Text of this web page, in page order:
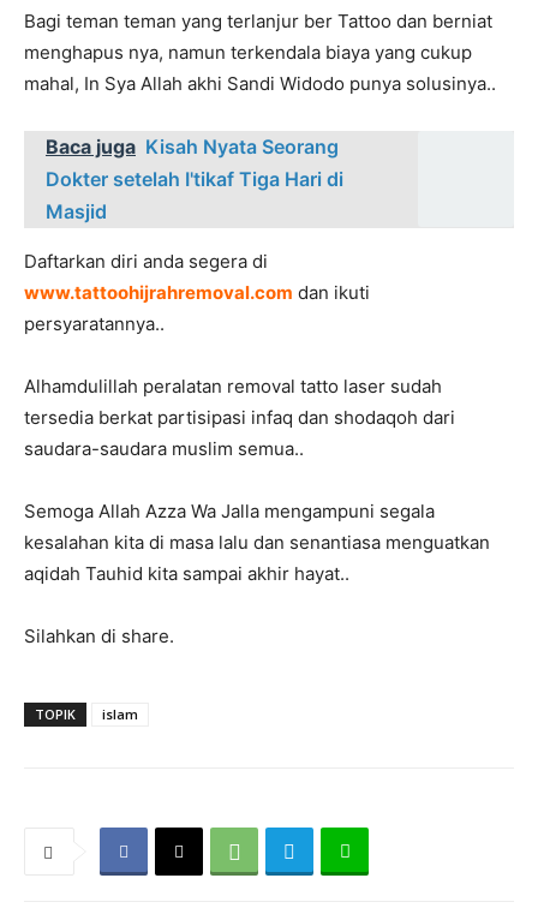
Bagi teman teman yang terlanjur ber Tattoo dan berniat
menghapus nya, namun terkendala biaya yang cukup
mahal, In Sya Allah akhi Sandi Widodo punya solusinya..
Baca juga Kisah Nyata Seorang
Dokter setelah I'tikaf Tiga Hari di
Masjid
Daftarkan diri anda segera di
www.tattoohijrahremoval.com dan ikuti
persyaratannya..
Alhamdulillah peralatan removal tatto laser sudah
tersedia berkat partisipasi infaq dan shodaqoh dari
saudara-saudara muslim semua..
Semoga Allah Azza Wa Jalla mengampuni segala
kesalahan kita di masa lalu dan senantiasa menguatkan
aqidah Tauhid kita sampai akhir hayat..
Silahkan di share.
TOPIK islam